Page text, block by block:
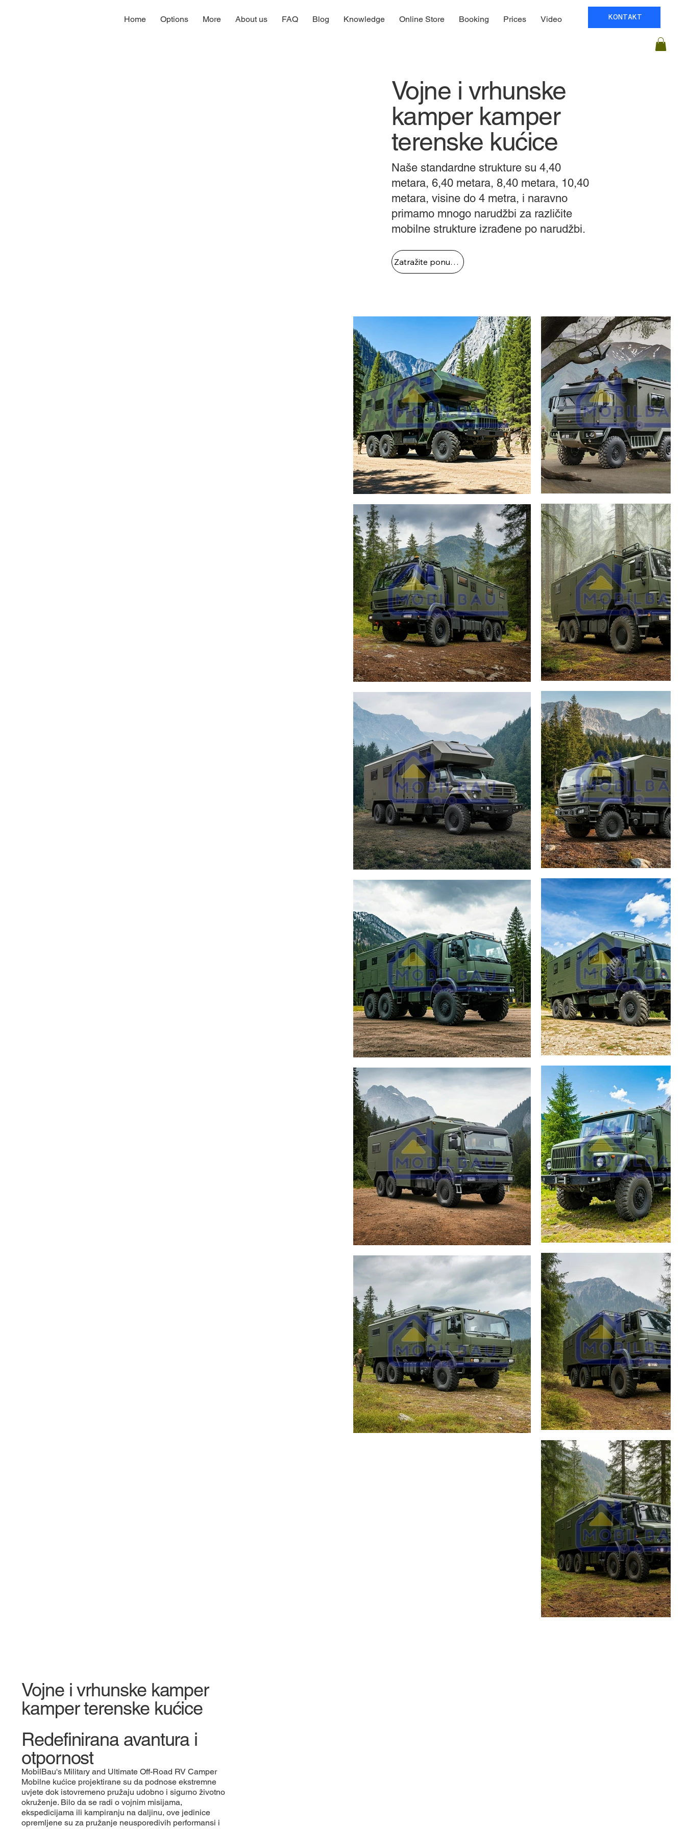
Home Options More About us FAQ Blog Knowledge Online Store Booking Prices Video KONTAKT
Naše standardne strukture su 4,40
metara, 6,40 metara, 8,40 metara, 10,40
metara, visine do 4 metra, i naravno
primamo mnogo narudžbi za različite
mobilne strukture izrađene po narudžbi.
Vojne i vrhunske
kamper kamper
terenske kućice
Zatražite ponudu
Redefinirana avantura i
otpornost
MobilBau's Military and Ultimate Off-Road RV Camper
Mobilne kućice projektirane su da podnose ekstremne
uvjete dok istovremeno pružaju udobno i sigurno životno
okruženje. Bilo da se radi o vojnim misijama,
ekspedicijama ili kampiranju na daljinu, ove jedinice
opremljene su za pružanje neusporedivih performansi i
Vojne i vrhunske kamper
kamper terenske kućice